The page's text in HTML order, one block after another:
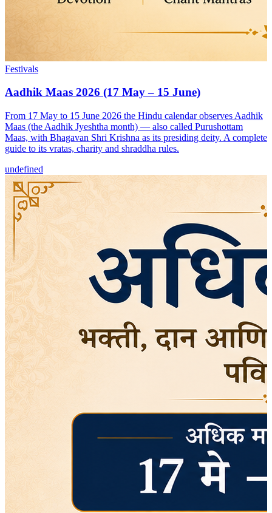
Festivals
Aadhik Maas 2026 (17 May – 15 June)
From 17 May to 15 June 2026 the Hindu calendar observes Aadhik
Maas (the Aadhik Jyeshtha month) — also called Purushottam
Maas, with Bhagavan Shri Krishna as its presiding deity. A complete
guide to its vratas, charity and shraddha rules.
undefined